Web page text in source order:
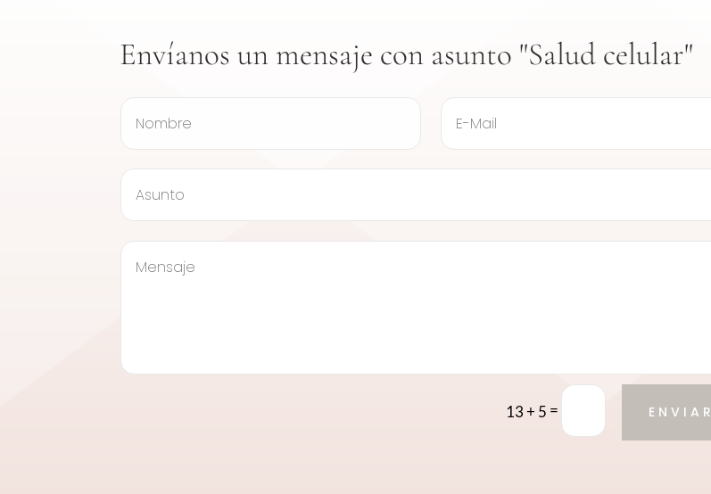
Envíanos un mensaje con asunto "Salud celular"
13 + 5 = ENVIAR